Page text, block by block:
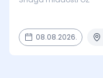
08.08.2026.